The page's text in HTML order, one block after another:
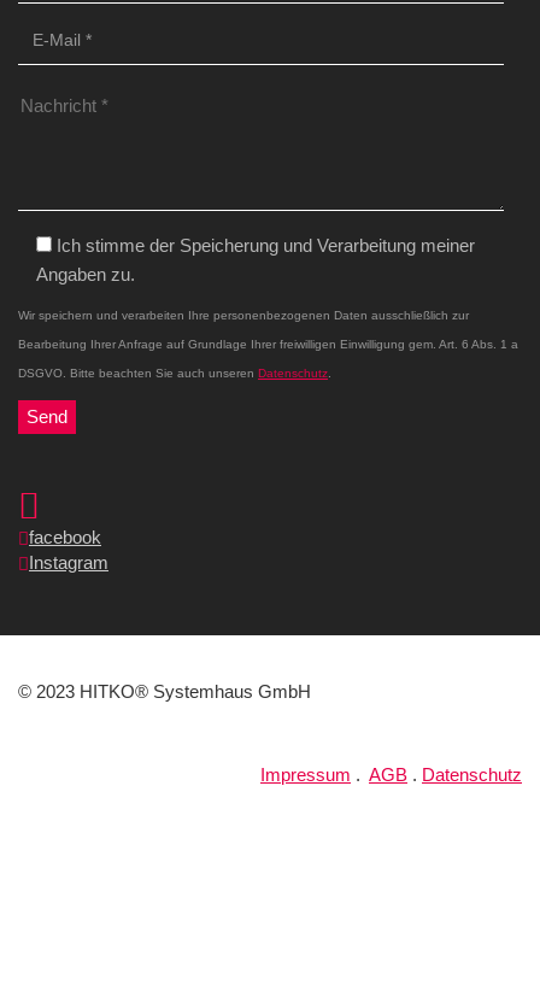
Ich stimme der Speicherung und Verarbeitung meiner
Angaben zu.
Wir speichern und verarbeiten Ihre personenbezogenen Daten ausschließlich zur
Bearbeitung Ihrer Anfrage auf Grundlage Ihrer freiwilligen Einwilligung gem. Art. 6 Abs. 1 a
DSGVO. Bitte beachten Sie auch unseren Datenschutz.
facebook
Instagram
© 2023 HITKO® Systemhaus GmbH
Impressum . AGB . Datenschutz